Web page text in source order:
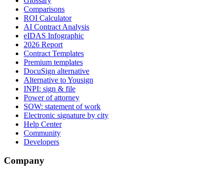
Comparisons
ROI Calculator
AI Contract Analysis
eIDAS Infographic
2026 Report
Contract Templates
Premium templates
DocuSign alternative
Alternative to Yousign
INPI: sign & file
Power of attorney
SOW: statement of work
Electronic signature by city
Help Center
Community
Developers
Company